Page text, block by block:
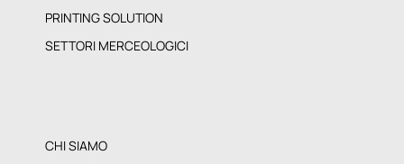
PRINTING SOLUTION
SETTORI MERCEOLOGICI
CHI SIAMO